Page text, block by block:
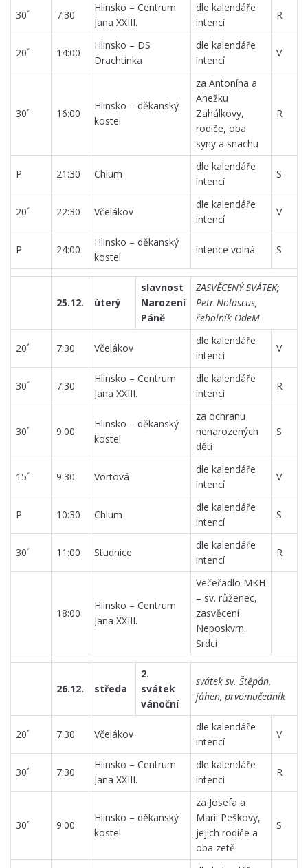
30´ 7:30
Hlinsko – Centrum
Jana XXIII.
dle kalendáře
intencí
R
20´ 14:00
Hlinsko – DS
Drachtinka
dle kalendáře
intencí
V
30´ 16:00
Hlinsko – děkanský
kostel
za Antonína a
Anežku
Zahálkovy,
rodiče, oba
syny a snachu
R
P 21:30 Chlum
dle kalendáře
intencí
S
20´ 22:30 Včelákov
dle kalendáře
intencí
V
P 24:00
Hlinsko – děkanský
kostel
intence volná S
25.12. úterý
slavnost
Narození
Páně
ZASVĚCENÝ SVÁTEK;
Petr Nolascus,
řeholník OdeM
20´ 7:30 Včelákov
dle kalendáře
intencí
V
30´ 7:30
Hlinsko – Centrum
Jana XXIII.
dle kalendáře
intencí
R
30´ 9:00
Hlinsko – děkanský
kostel
za ochranu
nenarozených
dětí
S
15´ 9:30 Vortová
dle kalendáře
intencí
V
P 10:30 Chlum
dle kalendáře
intencí
S
30´ 11:00 Studnice
dle kalendáře
intencí
R
18:00
Hlinsko – Centrum
Jana XXIII.
Večeřadlo MKH
– sv. růženec,
zasvěcení
Neposkvrn.
Srdci
26.12. středa
2.
svátek
vánoční
svátek sv. Štěpán,
jáhen, prvomučedník
20´ 7:30 Včelákov
dle kalendáře
intencí
V
30´ 7:30
Hlinsko – Centrum
Jana XXIII.
dle kalendáře
intencí
R
30´ 9:00
Hlinsko – děkanský
kostel
za Josefa a
Marii Peškovy,
jejich rodiče a
oba zetě
S